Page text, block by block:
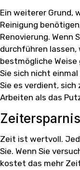
Ein weiterer Grund,
Reinigung
Renovierung. Wenn
durchführen lassen,
bestmögliche
Sie sich nicht
Sie es verdient,
Arbeiten als das
Zeitersparnis
Zeit ist wertvoll.
Sie. Wenn Sie
kostet das mehr